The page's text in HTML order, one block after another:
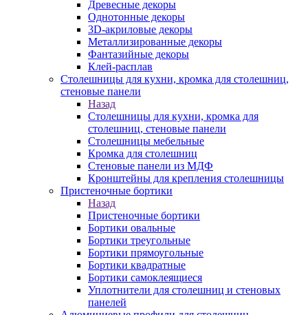
Древесные декоры
Однотонные декоры
3D-акриловые декоры
Металлизированные декоры
Фантазийные декоры
Клей-расплав
Столешницы для кухни, кромка для столешниц,
стеновые панели
Назад
Столешницы для кухни, кромка для
столешниц, стеновые панели
Столешницы мебельные
Кромка для столешниц
Стеновые панели из МДФ
Кронштейны для крепления столешницы
Пристеночные бортики
Назад
Пристеночные бортики
Бортики овальные
Бортики треугольные
Бортики прямоугольные
Бортики квадратные
Бортики самоклеящиеся
Уплотнители для столешниц и стеновых
панелей